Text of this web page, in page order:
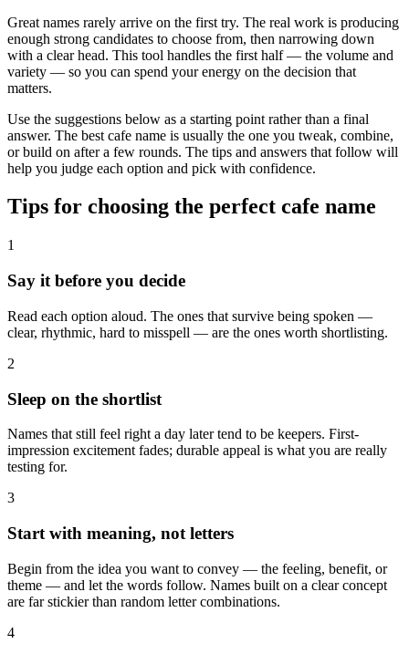
Great names rarely arrive on the first try. The real work is producing
enough strong candidates to choose from, then narrowing down
with a clear head. This tool handles the first half — the volume and
variety — so you can spend your energy on the decision that
matters.
Use the suggestions below as a starting point rather than a final
answer. The best cafe name is usually the one you tweak, combine,
or build on after a few rounds. The tips and answers that follow will
help you judge each option and pick with confidence.
Tips for choosing the perfect cafe name
1
Say it before you decide
Read each option aloud. The ones that survive being spoken —
clear, rhythmic, hard to misspell — are the ones worth shortlisting.
2
Sleep on the shortlist
Names that still feel right a day later tend to be keepers. First-
impression excitement fades; durable appeal is what you are really
testing for.
3
Start with meaning, not letters
Begin from the idea you want to convey — the feeling, benefit, or
theme — and let the words follow. Names built on a clear concept
are far stickier than random letter combinations.
4